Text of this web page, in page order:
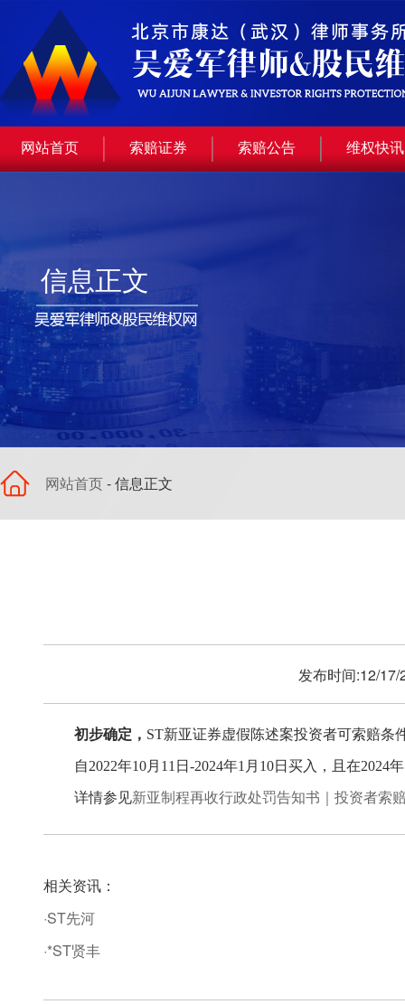
网站首页 索赔证券 索赔公告 维权快讯
信息正文
网站首页- 信息正文
发布时间:12/
初步确定， ST新亚证券虚假陈述案投资者可索赔条
自2022年10月11日-2024年1月10日买入，且在
详情参见新亚制程再收行政处罚告知书｜投资者索
相关资讯：
·ST先河
·*ST贤丰